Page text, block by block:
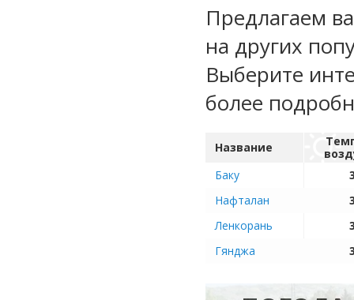
Предлагаем
на других
Выберите
более
Название
Баку
Нафталан
Ленкорань
Гянджа